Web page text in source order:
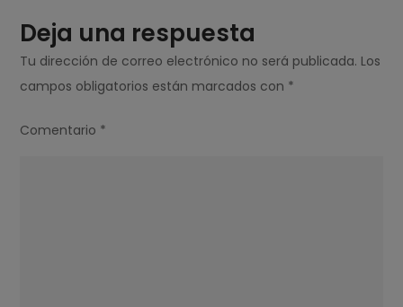
Deja una respuesta
Tu dirección de correo electrónico no será publicada. Los
campos obligatorios están marcados con *
Comentario *